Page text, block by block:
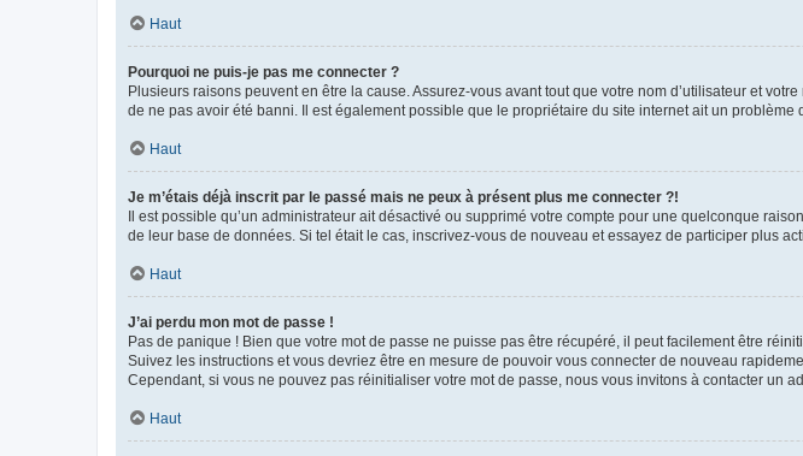
Haut
Pourquoi ne puis-je pas me connecter ?
Plusieurs raisons peuvent en être la cause. Assurez-vous avant tout que votre nom d’utilisateur et
de ne pas avoir été banni. Il est également possible que le propriétaire du site internet ait un problème
Haut
Je m’étais déjà inscrit par le passé mais ne peux à présent plus me connecter ?!
Il est possible qu’un administrateur ait désactivé ou supprimé votre compte pour une quelconque
de leur base de données. Si tel était le cas, inscrivez-vous de nouveau et essayez de participer plus
Haut
J’ai perdu mon mot de passe !
Pas de panique ! Bien que votre mot de passe ne puisse pas être récupéré, il peut facilement être
Suivez les instructions et vous devriez être en mesure de pouvoir vous connecter de nouveau
Cependant, si vous ne pouvez pas réinitialiser votre mot de passe, nous vous invitons à contacter un
Haut